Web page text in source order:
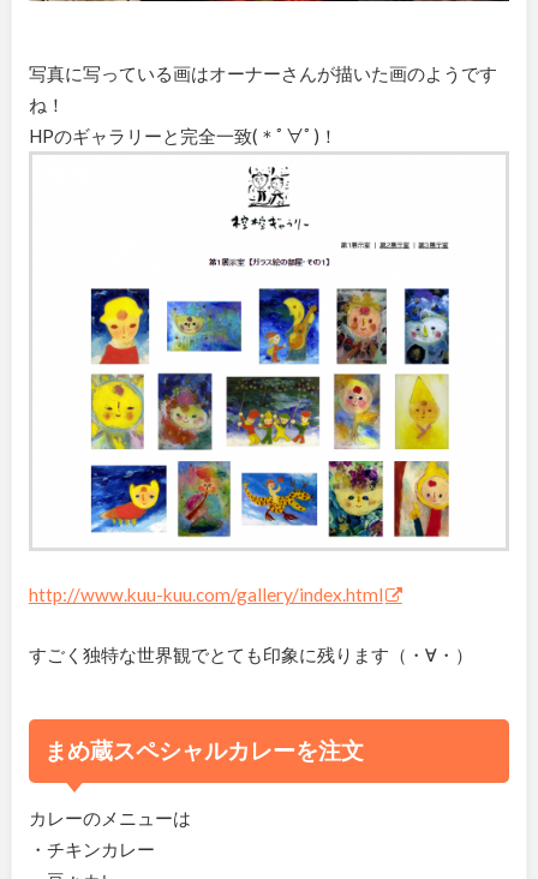
写真に写っている画はオーナーさんが描いた画のようです
ね！
HPのギャラリーと完全一致(＊ﾟ∀ﾟ)！
http://www.kuu-kuu.com/gallery/index.html
すごく独特な世界観でとても印象に残ります（・∀・）
まめ蔵スペシャルカレーを注文
カレーのメニューは
・チキンカレー